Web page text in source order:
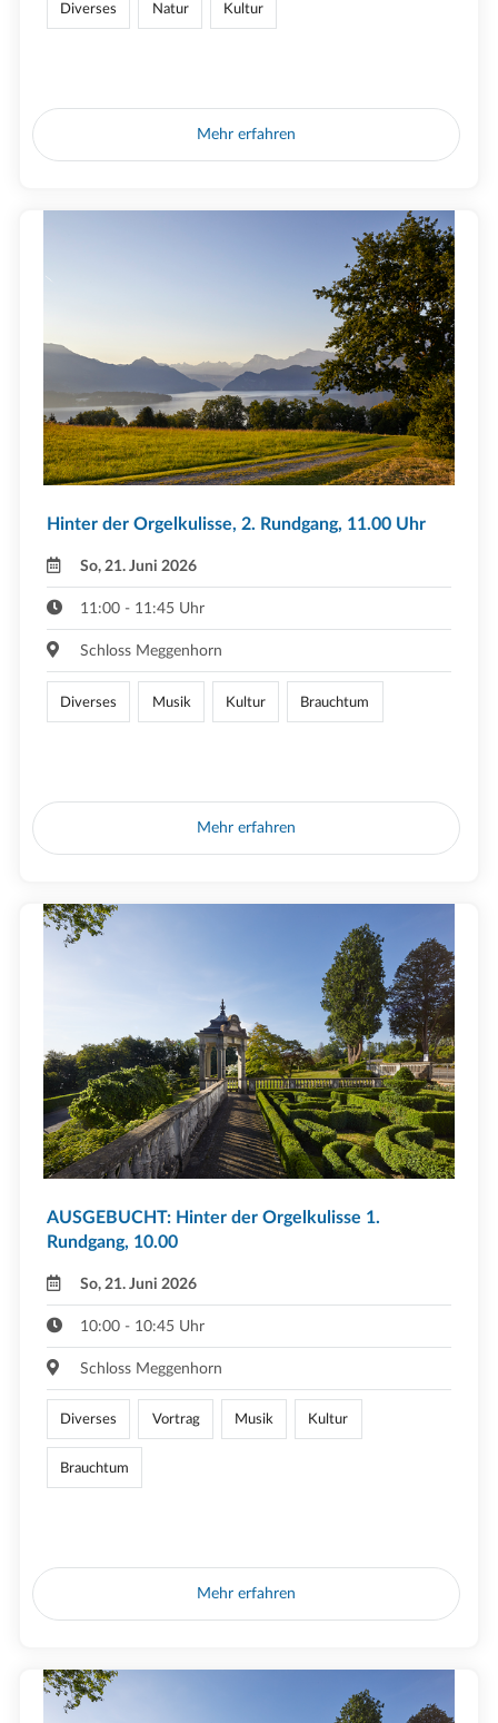
Diverses Natur Kultur
Mehr erfahren
Hinter der Orgelkulisse, 2. Rundgang, 11.00 Uhr
So, 21. Juni 2026
11:00 - 11:45 Uhr
Schloss Meggenhorn
Diverses Musik Kultur Brauchtum
Mehr erfahren
AUSGEBUCHT: Hinter der Orgelkulisse 1.
Rundgang, 10.00
So, 21. Juni 2026
10:00 - 10:45 Uhr
Schloss Meggenhorn
Diverses Vortrag Musik Kultur
Brauchtum
Mehr erfahren